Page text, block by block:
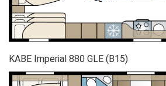
KABE Imperial 880 GLE (B15)